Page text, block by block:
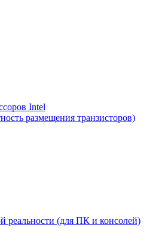
Intel
размещения транзисторов)
реальности (для ПК и консолей)